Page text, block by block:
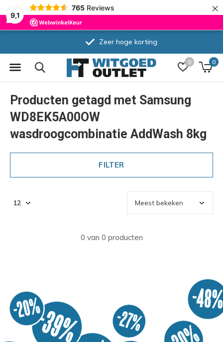
9,1
765 Reviews ×
0 0
Zeer hoge korting
Producten getagd met Samsung
WD8EK5A00OW
wasdroogcombinatie AddWash 8kg
FILTER
0 van 0 producten